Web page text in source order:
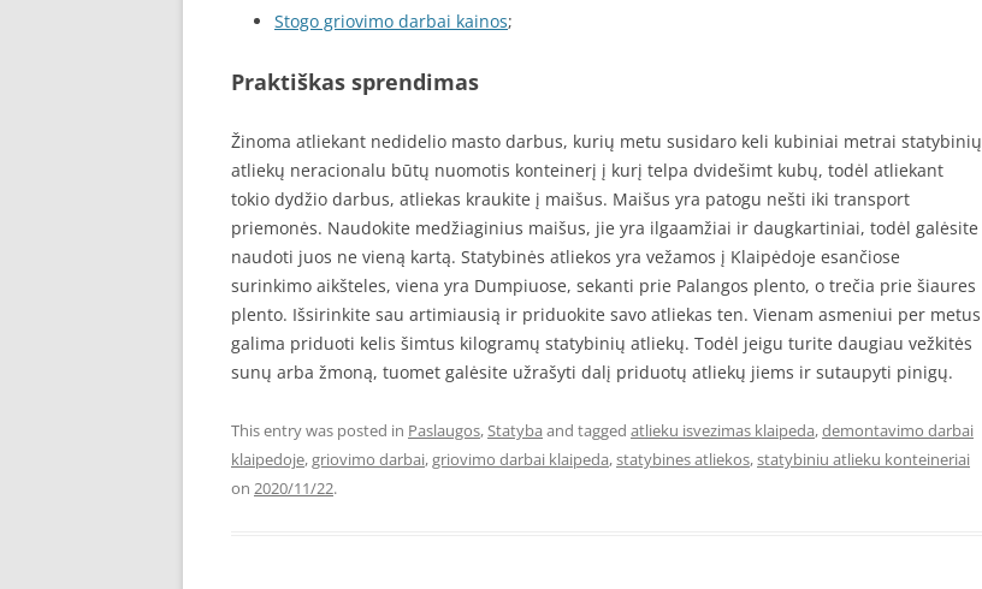
Stogo griovimo darbai kainos;
Praktiškas sprendimas
Žinoma atliekant nedidelio masto darbus, kurių metu susidaro keli kubiniai metrai statybinių
atliekų neracionalu būtų nuomotis konteinerį į kurį telpa dvidešimt kubų, todėl atliekant
tokio dydžio darbus, atliekas kraukite į maišus. Maišus yra patogu nešti iki transport
priemonės. Naudokite medžiaginius maišus, jie yra ilgaamžiai ir daugkartiniai, todėl galėsite
naudoti juos ne vieną kartą. Statybinės atliekos yra vežamos į Klaipėdoje esančiose
surinkimo aikšteles, viena yra Dumpiuose, sekanti prie Palangos plento, o trečia prie šiaures
plento. Išsirinkite sau artimiausią ir priduokite savo atliekas ten. Vienam asmeniui per metus
galima priduoti kelis šimtus kilogramų statybinių atliekų. Todėl jeigu turite daugiau vežkitės
sunų arba žmoną, tuomet galėsite užrašyti dalį priduotų atliekų jiems ir sutaupyti pinigų.
This entry was posted in Paslaugos,Statyba and tagged atlieku isvezimas klaipeda,demontavimo darbai
klaipedoje,griovimo darbai,griovimo darbai klaipeda,statybines atliekos,statybiniu atlieku konteineriai
on 2020/11/22.